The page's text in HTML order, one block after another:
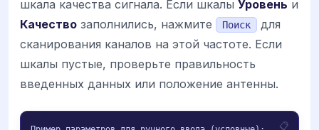
шкала качества сигнала. Если шкалы Уровень и
Качество заполнились, нажмите Поиск
для
сканирования каналов на этой частоте. Если
шкалы пустые, проверьте правильность
введенных данных или положение антенны.